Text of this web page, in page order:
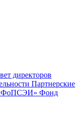
директоров
Партнерские
Фонд